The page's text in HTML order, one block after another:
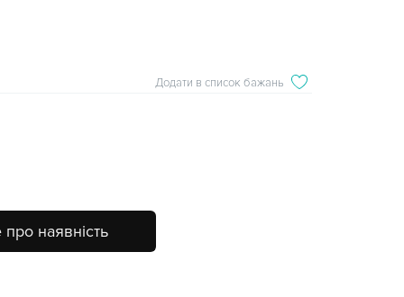
Додати в список бажань
наявність